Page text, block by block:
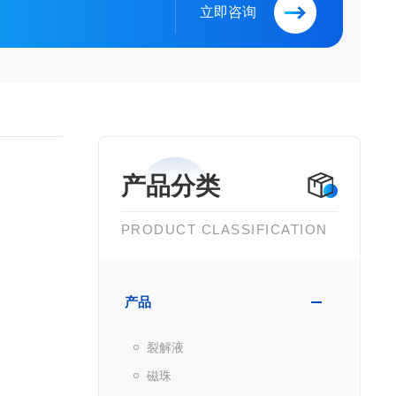
立即咨询
产品分类
PRODUCT CLASSIFICATION
产品
裂解液
磁珠